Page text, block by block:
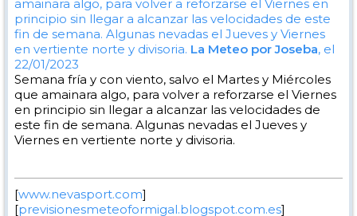
amainara algo, para volver a reforzarse el Viernes en
principio sin llegar a alcanzar las velocidades de este
fin de semana. Algunas nevadas el Jueves y Viernes
en vertiente norte y divisoria. La Meteo por Joseba, el
22/01/2023
Semana fría y con viento, salvo el Martes y Miércoles
que amainara algo, para volver a reforzarse el Viernes
en principio sin llegar a alcanzar las velocidades de
este fin de semana. Algunas nevadas el Jueves y
Viernes en vertiente norte y divisoria.
[www.nevasport.com]
[previsionesmeteoformigal.blogspot.com.es]